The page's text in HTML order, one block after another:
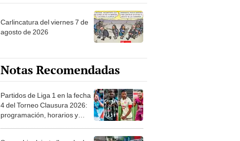
Carlincatura del viernes 7 de
agosto de 2026
Notas Recomendadas
Partidos de Liga 1 en la fecha
4 del Torneo Clausura 2026:
programación, horarios y